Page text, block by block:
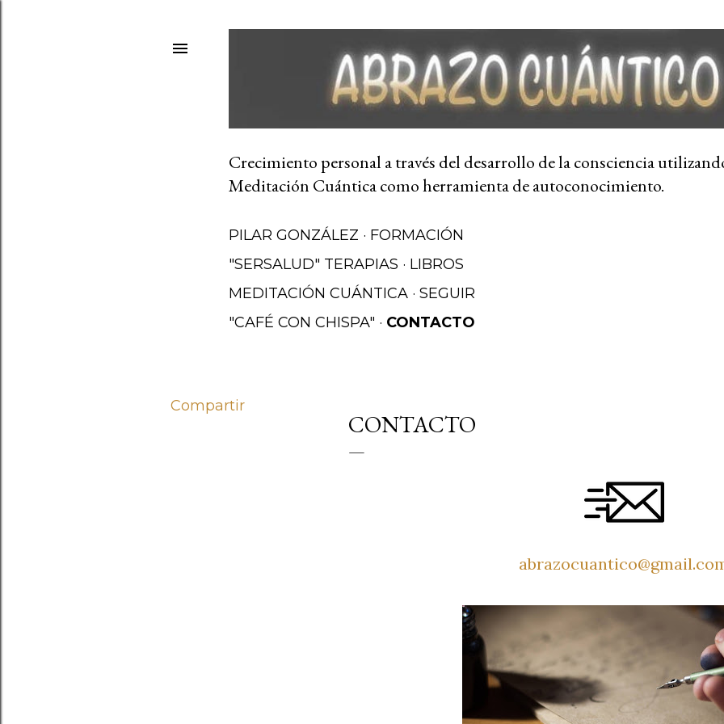
Crecimiento personal a través del desarrollo de la consciencia
Meditación Cuántica como herramienta de autoconocimiento.
PILAR GONZÁLEZ
FORMACIÓN
"SERSALUD" TERAPIAS
LIBROS
MEDITACIÓN CUÁNTICA
SEGUIR
"CAFÉ CON CHISPA"
CONTACTO
Compartir
CONTACTO